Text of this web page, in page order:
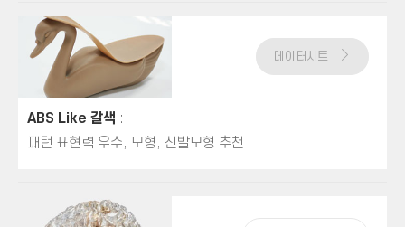
데이터시트
ABS Like 갈색 :
패턴 표현력 우수, 모형, 신발모형 추천